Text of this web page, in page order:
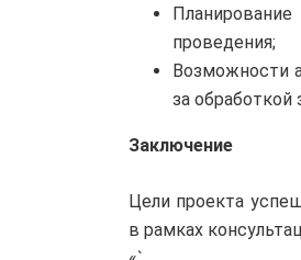
проведения;
Возможности
за обработкой
Заключение
Цели проекта
в рамках